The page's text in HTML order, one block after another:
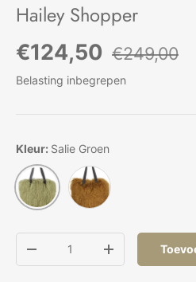
Hailey Shopper
Verkoopprijs
€124,50 Reguliere
€249,00
Belasting inbegrepen
Kleur: Salie Groen
Salie GroenMosterdgeel
Verlaag de hoeveelheid
Verhoog de